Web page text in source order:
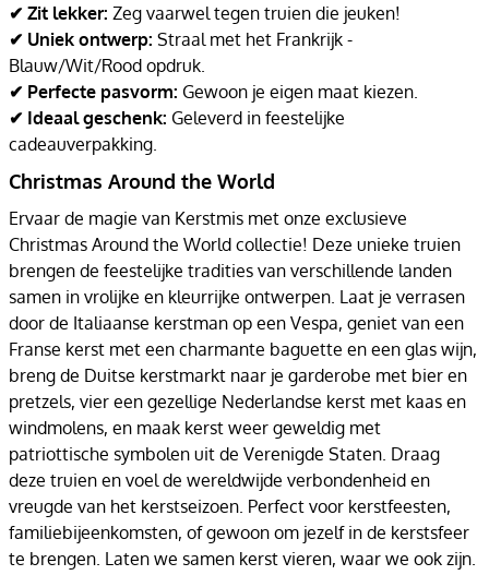
✔ Zit lekker: Zeg vaarwel tegen truien die jeuken!
✔ Uniek ontwerp: Straal met het Frankrijk -
Blauw/Wit/Rood opdruk.
✔ Perfecte pasvorm: Gewoon je eigen maat kiezen.
✔ Ideaal geschenk: Geleverd in feestelijke
cadeauverpakking.
Christmas Around the World
Ervaar de magie van Kerstmis met onze exclusieve
Christmas Around the World collectie! Deze unieke truien
brengen de feestelijke tradities van verschillende landen
samen in vrolijke en kleurrijke ontwerpen. Laat je verrasen
door de Italiaanse kerstman op een Vespa, geniet van een
Franse kerst met een charmante baguette en een glas wijn,
breng de Duitse kerstmarkt naar je garderobe met bier en
pretzels, vier een gezellige Nederlandse kerst met kaas en
windmolens, en maak kerst weer geweldig met
patriottische symbolen uit de Verenigde Staten. Draag
deze truien en voel de wereldwijde verbondenheid en
vreugde van het kerstseizoen. Perfect voor kerstfeesten,
familiebijeenkomsten, of gewoon om jezelf in de kerstsfeer
te brengen. Laten we samen kerst vieren, waar we ook zijn.